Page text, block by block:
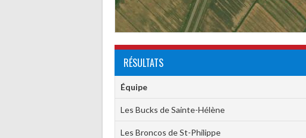
RÉSULTATS
Équipe
Les Bucks de Sainte-Hélène
Les Broncos de St-Philippe